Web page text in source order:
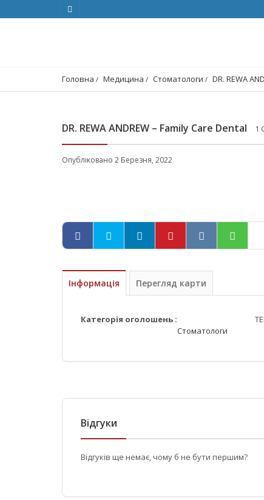
Головна Медицина Стоматологи DR. REWA
DR. REWA ANDREW – Family Care Dental 1
Опубліковано 2 Березня, 2022
Інформація Перегляд карти
Категорія оголошень :
Стоматологи
Відгуки
Відгуків ще немає, чому б не бути першим?